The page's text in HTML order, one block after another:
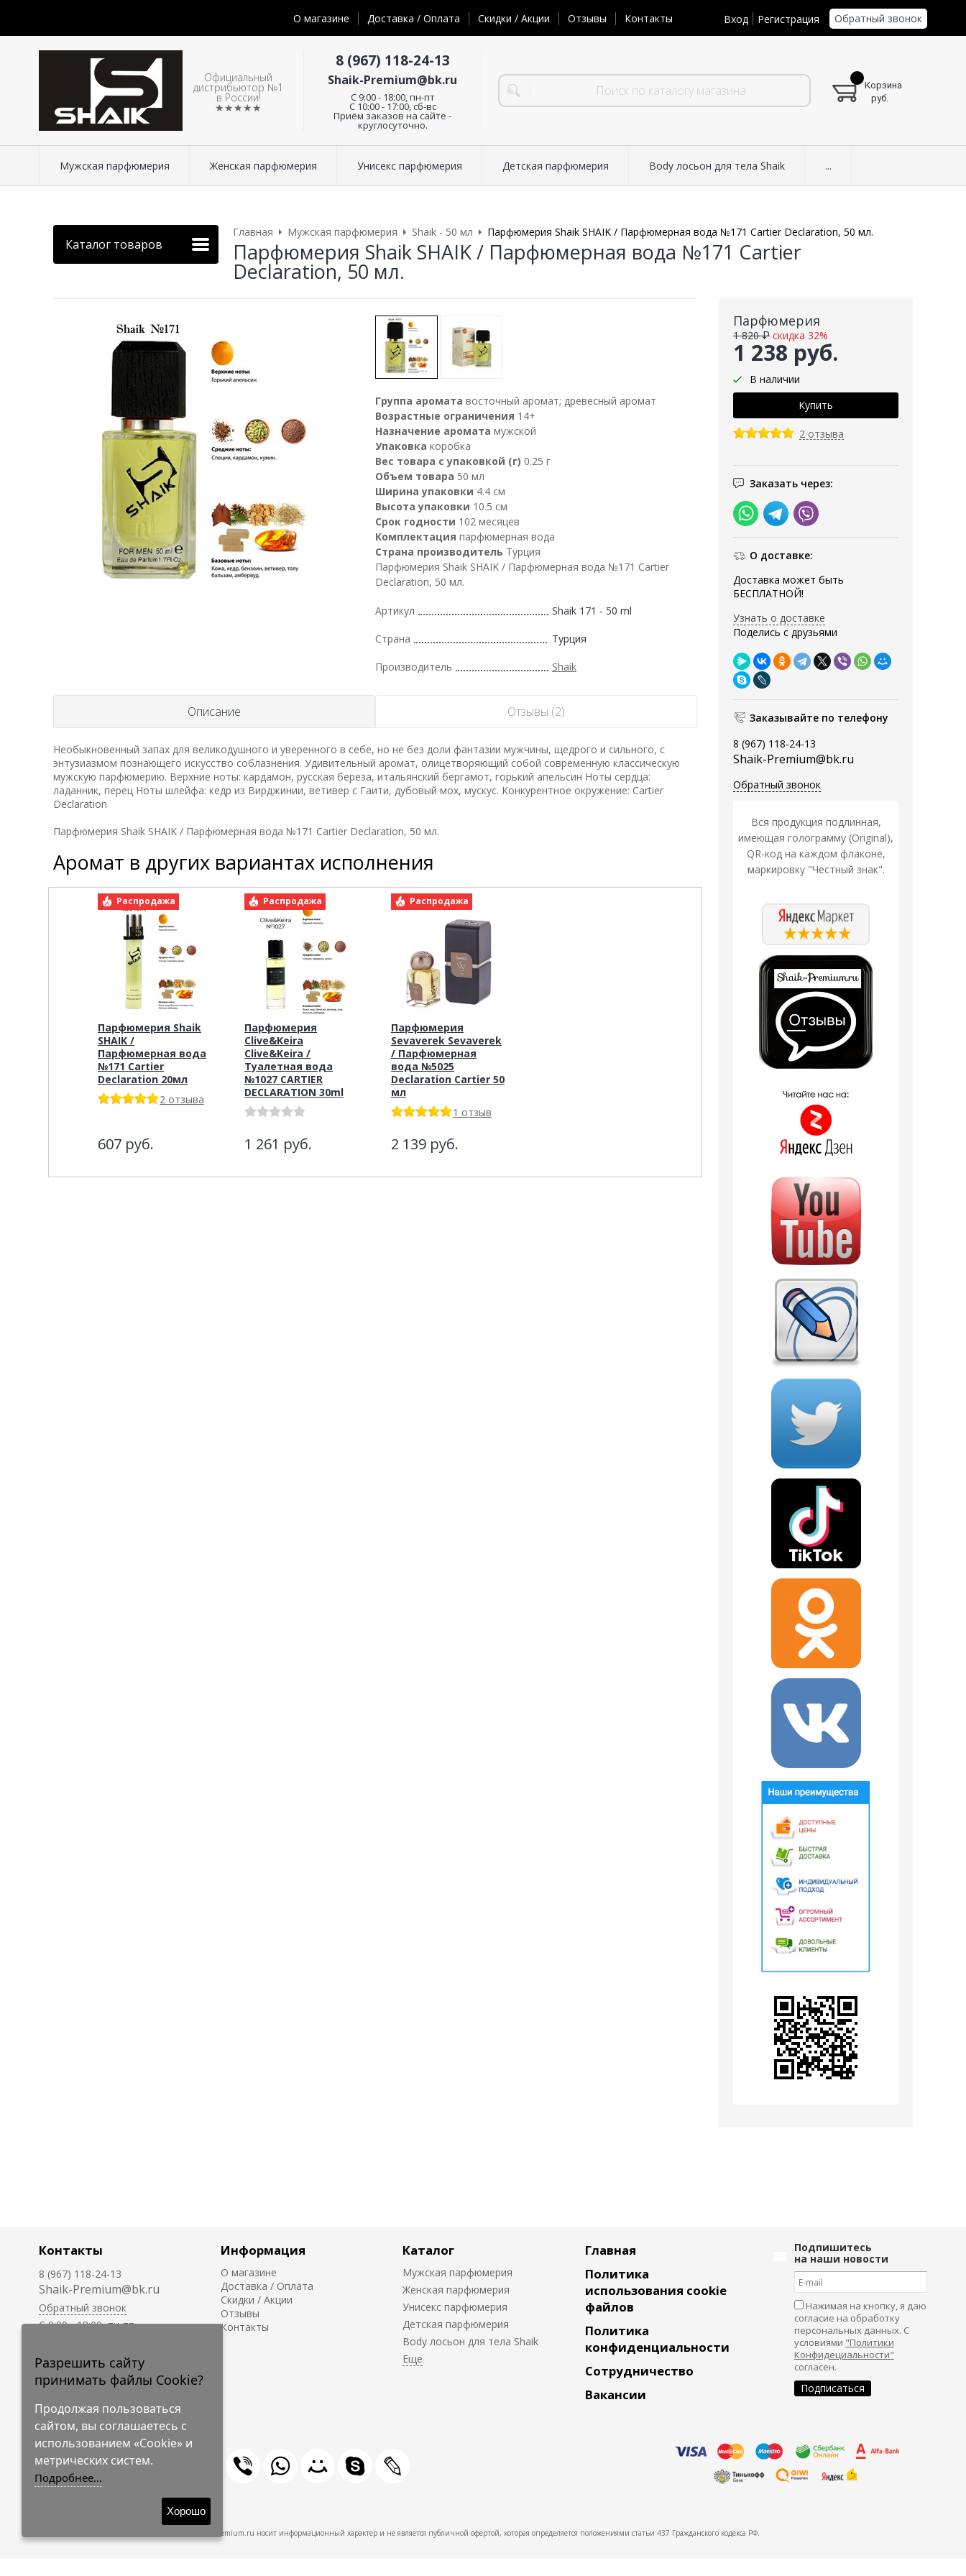
О магазине Доставка / Оплата Скидки / Акции Отзывы Контакты Вход Регистрация Обратный звонок
Официальный
дистрибьютор №1
в России!
★★★★★
8 (967) 118-24-13
Shaik-Premium@bk.ru
C 9:00 - 18:00, пн-пт
С 10:00 - 17:00, сб-вс
Приём заказов на сайте -
круглосуточно.
Корзина
руб.
Мужская парфюмерия Женская парфюмерия Унисекс парфюмерия Детская парфюмерия Body лосьон для тела Shaik ...
Каталог товаров
Главная Мужская парфюмерия Shaik - 50 мл Парфюмерия Shaik SHAIK / Парфюмерная вода №171 Cartier Declaration, 50 мл.
Парфюмерия Shaik SHAIK / Парфюмерная вода №171 Cartier
Declaration, 50 мл.
Парфюмерия
1 238 руб.
1 820 ₽ скидка 32%
В наличии
2 отзыва
Заказать через:
О доставке:
Доставка может быть
БЕСПЛАТНОЙ!
Узнать о доставке
Поделись с друзьями
Заказывайте по телефону
8 (967) 118-24-13
Shaik-Premium@bk.ru
Обратный звонок
Вся продукция подлинная,
имеющая голограмму (Original),
QR-код на каждом флаконе,
маркировку "Честный знак".
Группа аромата восточный аромат; древесный аромат
Возрастные ограничения 14+
Назначение аромата мужской
Упаковка коробка
Вес товара с упаковкой (г) 0.25 г
Объем товара 50 мл
Ширина упаковки 4.4 см
Высота упаковки 10.5 см
Срок годности 102 месяцев
Комплектация парфюмерная вода
Страна производитель Турция
Парфюмерия Shaik SHAIK / Парфюмерная вода №171 Cartier
Declaration, 50 мл.
Артикул Shaik 171 - 50 ml
Страна Турция
Производитель Shaik
Описание Отзывы (2)
Необыкновенный запах для великодушного и уверенного в себе, но не без доли фантазии мужчины, щедрого и сильного, с
энтузиазмом познающего искусство соблазнения. Удивительный аромат, олицетворяющий собой современную классическую
мужскую парфюмерию. Верхние ноты: кардамон, русская береза, итальянский бергамот, горький апельсин Ноты сердца:
ладанник, перец Ноты шлейфа: кедр из Вирджинии, ветивер с Гаити, дубовый мох, мускус. Конкурентное окружение: Cartier
Declaration
Парфюмерия Shaik SHAIK / Парфюмерная вода №171 Cartier Declaration, 50 мл.
Аромат в других вариантах исполнения
Распродажа
Парфюмерия Shaik
SHAIK /
Парфюмерная вода
№171 Cartier
Declaration 20мл
2 отзыва
607 руб.
Распродажа
Парфюмерия
Clive&Keira
Clive&Keira /
Туалетная вода
№1027 CARTIER
DECLARATION 30ml
1 261 руб.
Распродажа
Парфюмерия
Sevaverek Sevaverek
/ Парфюмерная
вода №5025
Declaration Cartier 50
мл
1 отзыв
2 139 руб.
Контакты
8 (967) 118-24-13
Shaik-Premium@bk.ru
Обратный звонок
C 9:00 - 18:00, пн-пт
круглосуточно.
Информация
О магазине
Доставка / Оплата
Скидки / Акции
Отзывы
Контакты
Каталог
Мужская парфюмерия
Женская парфюмерия
Унисекс парфюмерия
Детская парфюмерия
Body лосьон для тела Shaik
Главная
Политика
использования cookie
файлов
Политика
конфиденциальности
Сотрудничество
Вакансии
Подпишитесь
на наши новости
Нажимая на кнопку, я даю
согласие на обработку
персональных данных. С
условиями "Политики
Конфидециальности"
согласен.
© 2009-2026 Shaik-Premium
Shaik-Premium.ru носит информационный характер и не является публичной офертой, которая определяется положениями статьи 437 Гражданского кодекса РФ.
Разрешить сайту
принимать файлы Cookie?
Продолжая пользоваться
сайтом, вы соглашаетесь с
использованием «Cookie» и
метрических систем.
Подробнее...
Хорошо